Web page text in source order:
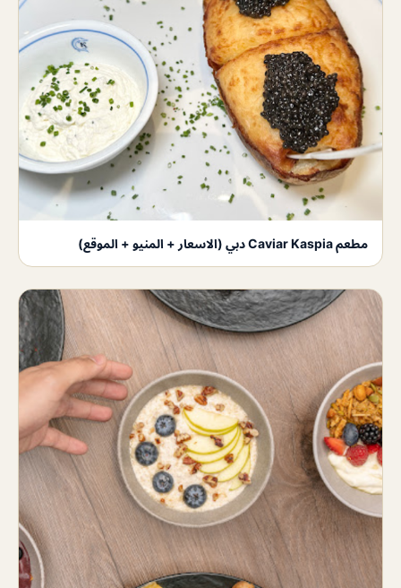
مطعم Caviar Kaspia دبي (الاسعار + المنيو + الموقع)